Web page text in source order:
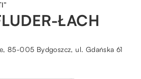
ŁACH
85-005 Bydgoszcz, ul. Gdańska 61